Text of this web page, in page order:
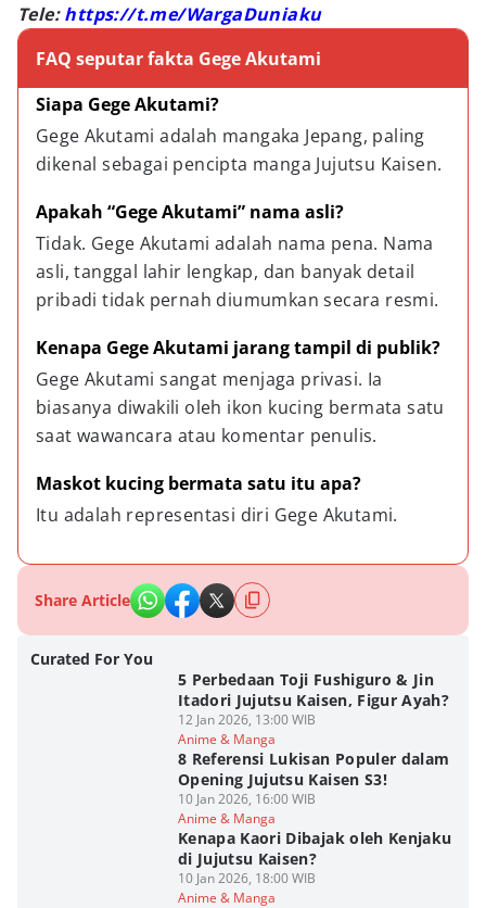
Tele:https://t.me/WargaDuniaku
FAQ seputar fakta Gege Akutami
Siapa Gege Akutami?
Gege Akutami adalah mangaka Jepang, paling
dikenal sebagai pencipta manga Jujutsu Kaisen.
Apakah “Gege Akutami” nama asli?
Tidak. Gege Akutami adalah nama pena. Nama
asli, tanggal lahir lengkap, dan banyak detail
pribadi tidak pernah diumumkan secara resmi.
Kenapa Gege Akutami jarang tampil di publik?
Gege Akutami sangat menjaga privasi. Ia
biasanya diwakili oleh ikon kucing bermata satu
saat wawancara atau komentar penulis.
Maskot kucing bermata satu itu apa?
Itu adalah representasi diri Gege Akutami.
Share Article
Curated For You
5 Perbedaan Toji Fushiguro & Jin
Itadori Jujutsu Kaisen, Figur Ayah?
12 Jan 2026, 13:00 WIB
Anime & Manga
8 Referensi Lukisan Populer dalam
Opening Jujutsu Kaisen S3!
10 Jan 2026, 16:00 WIB
Anime & Manga
Kenapa Kaori Dibajak oleh Kenjaku
di Jujutsu Kaisen?
10 Jan 2026, 18:00 WIB
Anime & Manga